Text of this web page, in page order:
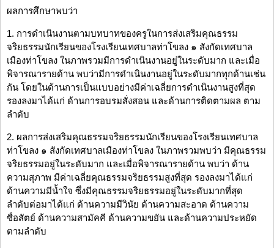
ผลการศึกษาพบว่า
1. การดำเนินงานตามบทบาทของครูในการส่งเสริมคุณธรรม
จริยธรรมนักเรียนของโรงเรียนเทศบาลท่าโขลง ๑ สังกัดเทศบาล
เมืองท่าโขลง ในภาพรวมมีการดำเนินงานอยู่ในระดับมาก และเมื่อ
พิจารณารายด้าน พบว่ามีการดำเนินงานอยู่ในระดับมากทุกด้านเช่น
กัน โดยในด้านการเป็นแบบอย่างมีค่าเฉลี่ยการดำเนินงานสูงที่สุด
รองลงมาได้แก่ ด้านการอบรมสั่งสอน และด้านการติดตามผล ตาม
ลำดับ
2. ผลการส่งเสริมคุณธรรมจริยธรรมนักเรียนของโรงเรียนเทศบาล
ท่าโขลง ๑ สังกัดเทศบาลเมืองท่าโขลง ในภาพรวมพบว่า มีคุณธรรม
จริยธรรมอยู่ในระดับมาก และเมื่อพิจารณารายด้าน พบว่า ด้าน
ความสุภาพ มีค่าเฉลี่ยคุณธรรมจริยธรรมสูงที่สุด รองลงมาได้แก่
ด้านความมีน้ำใจ ซึ่งมีคุณธรรมจริยธรรมอยู่ในระดับมากที่สุด
ลำดับต่อมาได้แก่ ด้านความมีวินัย ด้านความสะอาด ด้านความ
ซื่อสัตย์ ด้านความสามัคคี ด้านความขยัน และด้านความประหยัด
ตามลำดับ